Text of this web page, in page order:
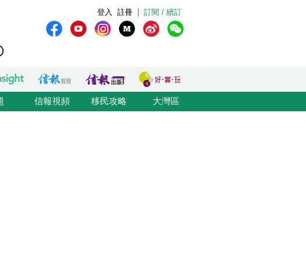
訂閱 / 續訂
註冊
登入
信報視頻 移民攻略 大灣區